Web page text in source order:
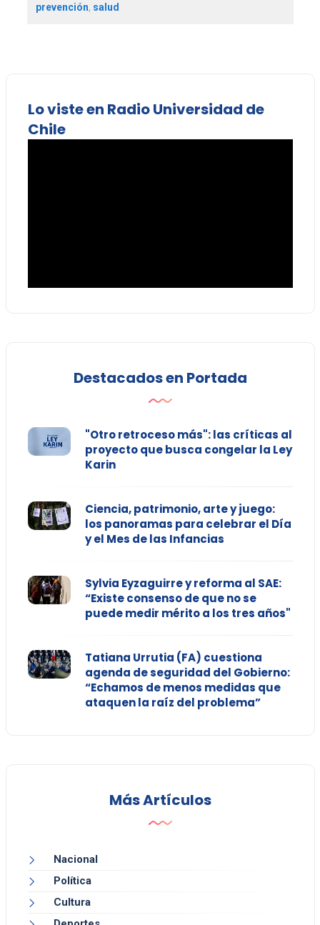
prevención, salud
Lo viste en Radio Universidad de
Chile
Destacados en Portada
"Otro retroceso más": las críticas al
proyecto que busca congelar la Ley
Karin
Ciencia, patrimonio, arte y juego:
los panoramas para celebrar el Día
y el Mes de las Infancias
Sylvia Eyzaguirre y reforma al SAE:
“Existe consenso de que no se
puede medir mérito a los tres años"
Tatiana Urrutia (FA) cuestiona
agenda de seguridad del Gobierno:
“Echamos de menos medidas que
ataquen la raíz del problema”
Más Artículos
Nacional
Política
Cultura